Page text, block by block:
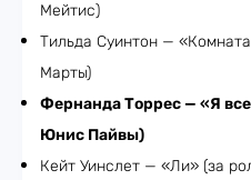
Мейтис)
Тильда Суинтон —
Марты)
Фернанда Торрес — «Я
Юнис Пайвы)
Кейт Уинслет — «Ли» (за